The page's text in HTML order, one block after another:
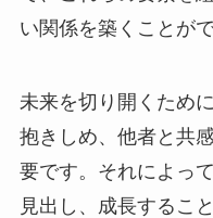
い関係を築くことが
未来を切り開くため
抱きしめ、他者と共
要です。それによっ
見出し、成長するこ